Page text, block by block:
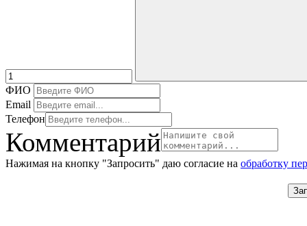
ФИО
Email
Телефон
Комментарий
Нажимая на кнопку "Запросить" даю согласие на обработку